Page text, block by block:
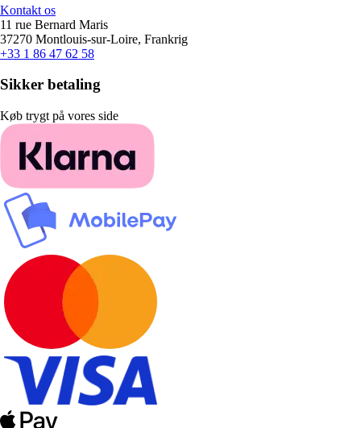
Kontakt os
11 rue Bernard Maris
37270 Montlouis-sur-Loire, Frankrig
+33 1 86 47 62 58
Sikker betaling
Køb trygt på vores side